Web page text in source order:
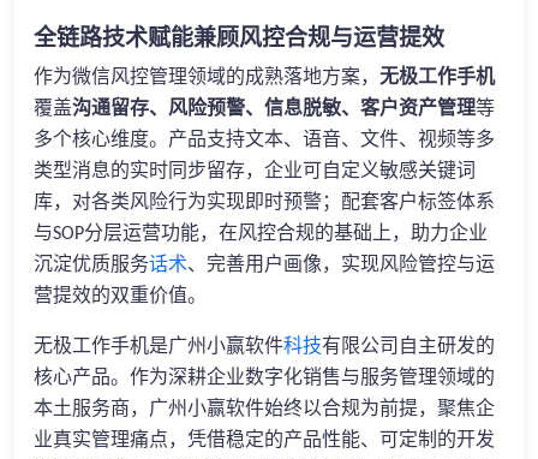
全链路技术赋能兼顾风控合规与运营提效
作为微信风控管理领域的成熟落地方案， 无极工作手机
覆盖沟通留存、风险预警、信息脱敏、客户资产管理等
多个核心维度。产品支持文本、语音、文件、视频等多
类型消息的实时同步留存，企业可自定义敏感关键词
库，对各类风险行为实现即时预警；配套客户标签体系
与SOP分层运营功能，在风控合规的基础上，助力企业
沉淀优质服务话术、完善用户画像，实现风险管控与运
营提效的双重价值。
无极工作手机是广州小赢软件科技有限公司自主研发的
核心产品。作为深耕企业数字化销售与服务管理领域的
本土服务商，广州小赢软件始终以合规为前提，聚焦企
业真实管理痛点，凭借稳定的产品性能、可定制的开发